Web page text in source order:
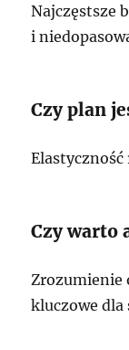
Najczęstsze
i
Czy plan
Czy warto
Zrozumienie
kluczowe dla